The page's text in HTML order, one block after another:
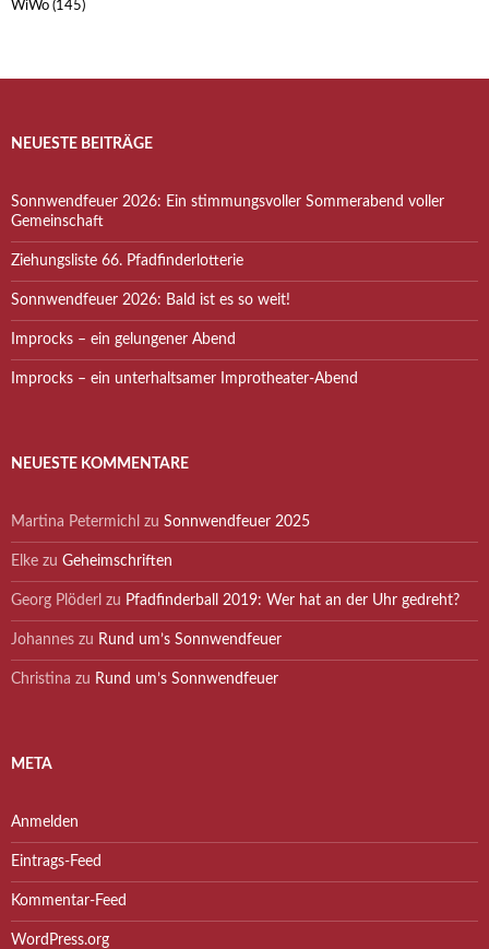
WiWö (145)
NEUESTE BEITRÄGE
Sonnwendfeuer 2026: Ein stimmungsvoller Sommerabend voller
Gemeinschaft
Ziehungsliste 66. Pfadfinderlotterie
Sonnwendfeuer 2026: Bald ist es so weit!
Improcks – ein gelungener Abend
Improcks – ein unterhaltsamer Improtheater-Abend
NEUESTE KOMMENTARE
Martina Petermichl zu Sonnwendfeuer 2025
Elke zu Geheimschriften
Georg Plöderl zu Pfadfinderball 2019: Wer hat an der Uhr gedreht?
Johannes zu Rund um’s Sonnwendfeuer
Christina zu Rund um’s Sonnwendfeuer
META
Anmelden
Eintrags-Feed
Kommentar-Feed
WordPress.org